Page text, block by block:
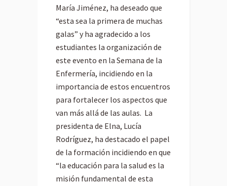
María Jiménez, ha deseado que
“esta sea la primera de muchas
galas” y ha agradecido a los
estudiantes la organización de
este evento en la Semana de la
Enfermería, incidiendo en la
importancia de estos encuentros
para fortalecer los aspectos que
van más allá de las aulas. La
presidenta de Elna, Lucía
Rodríguez, ha destacado el papel
de la formación incidiendo en que
“la educación para la salud es la
misión fundamental de esta